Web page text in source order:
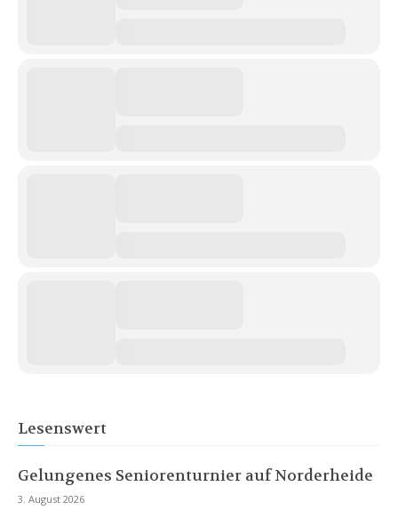
Lesenswert
Gelungenes Seniorenturnier auf Norderheide
3. August 2026